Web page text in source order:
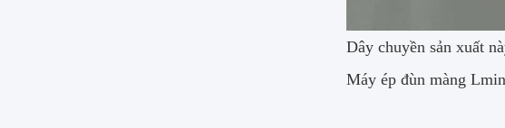
Dây chuyền sản xuất
Máy ép đùn màng